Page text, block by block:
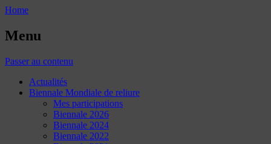
Home
Menu
Passer au contenu
Actualités
Biennale Mondiale de reliure
Mes participations
Biennale 2026
Biennale 2024
Biennale 2022